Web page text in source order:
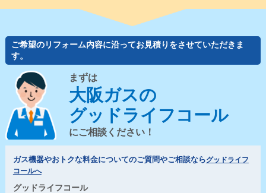
ご希望のリフォーム内容に沿ってお見積りをさせていただきま
す。
まずは
大阪ガスの
グッドライフコール
にご相談ください！
ガス機器やおトクな料金についてのご質問やご相談ならグッドライフ
コールへ
グッドライフコール